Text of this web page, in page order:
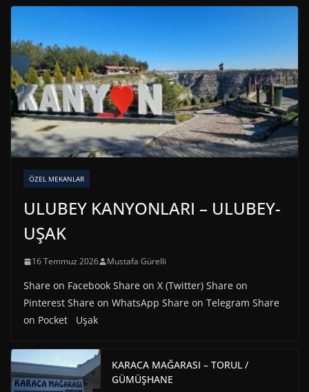
ÖZEL MEKANLAR
ULUBEY KANYONLARI – ULUBEY-
UŞAK
16 Temmuz 2026 Mustafa Gürelli
Share on Facebook Share on X (Twitter) Share on
Pinterest Share on WhatsApp Share on Telegram Share
on Pocket Uşak
KARACA MAĞARASI – TORUL /
GÜMÜŞHANE